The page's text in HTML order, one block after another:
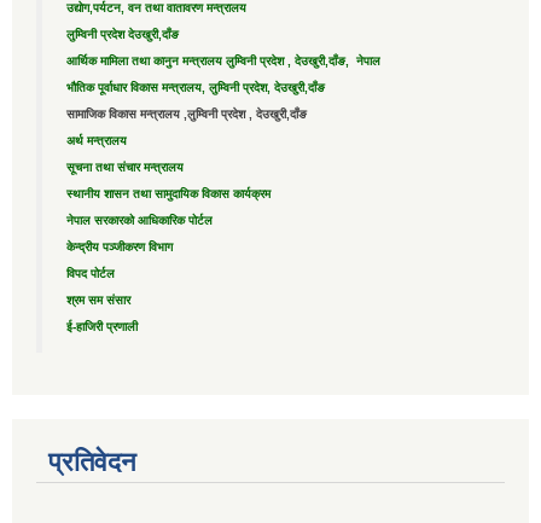
उद्याेग,पर्यटन, वन तथा वातावरण मन्त्रालय
लुम्विनी प्रदेश देउखुरी,दाँङ
आर्थिक मामिला तथा कानुन मन्त्रालय लुम्विनी प्रदेश , देउखुरी,दाँङ, नेपाल
भौतिक पूर्वाधार विकास मन्त्रालय, लुम्विनी प्रदेश, देउखुरी,दाँङ
सामाजिक विकास मन्त्रालय ,लुम्विनी प्रदेश , देउखुरी,दाँङ
अर्थ मन्त्रालय
सूचना तथा संचार मन्त्रालय
स्थानीय शासन तथा सामुदायिक विकास कार्यक्रम
नेपाल सरकारको आधिकारिक पोर्टल
केन्द्रीय पञ्जीकरण विभाग
विपद पोर्टल
श्रम सम संसार
ई-हाजिरी प्रणाली
प्रतिवेदन